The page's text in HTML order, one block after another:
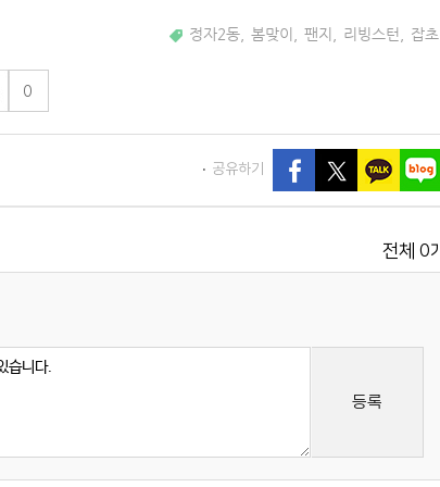
정자2동 봄맞이 팬지 리빙스턴 잡초
0
공유하기
전체 0
등록